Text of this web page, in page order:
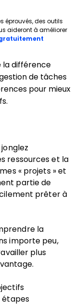
éprouvés, des outils
aideront à améliorer
la différence
de tâches
pour mieux
ressources et la
« projets » et
partie de
prêter à
la
importe peu,
plus
étapes